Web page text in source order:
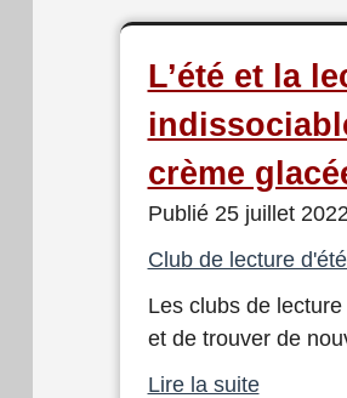
L’été et la
crème
Publié 25 juillet
Club de lecture
Les clubs de
et de trouver de
Lire la suite